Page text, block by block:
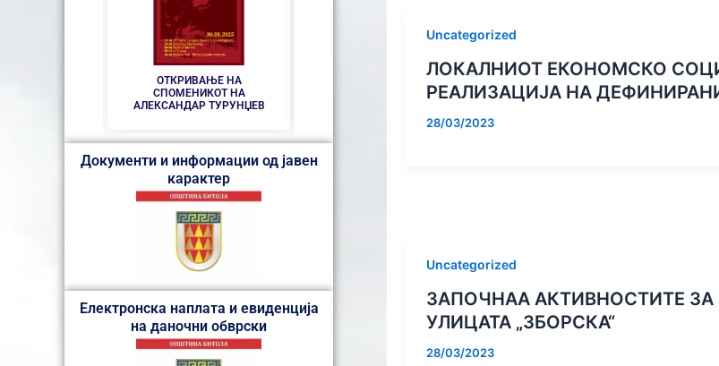
ОТКРИВАЊЕ НА
СПОМЕНИКОТ НА
АЛЕКСАНДАР ТУРУНЏЕВ
ПРИКАЗНАТА НА ЕЛЕКТРА “
ГРАДОНАЧАЛНИКОТ НА
ОПШТИНА БИТОЛА
УЧИЛИШТЕ – ТРАДИЦИСКИ
Документи и информации од јавен
карактер
Електронска наплата и евиденција
на даночни обврски
Uncategorized
ЛОКАЛНИОТ ЕКОНОМСКО
РЕАЛИЗАЦИЈА НА
28/03/2023
Uncategorized
ЗАПОЧНАА АКТИВНОСТИТЕ
УЛИЦАТА „ЗБОРСКА“
28/03/2023